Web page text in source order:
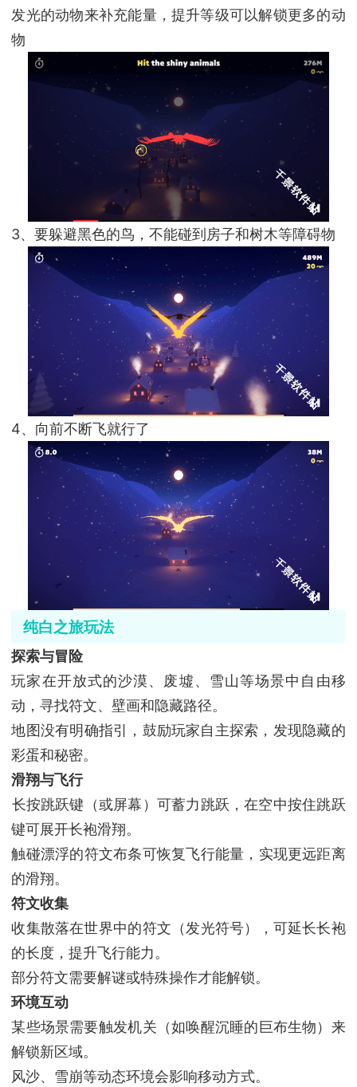
发光的动物来补充能量，提升等级可以解锁更多的动
物
3、要躲避黑色的鸟，不能碰到房子和树木等障碍物
4、向前不断飞就行了
纯白之旅玩法‌
‌探索与冒险‌
玩家在开放式的沙漠、废墟、雪山等场景中自由移
动，寻找符文、壁画和隐藏路径。
地图没有明确指引，鼓励玩家自主探索，发现隐藏的
彩蛋和秘密。
‌滑翔与飞行‌
‌长按跳跃键‌（或屏幕）可蓄力跳跃，在空中‌按住跳跃
键‌可展开长袍滑翔。
触碰漂浮的‌符文布条‌可恢复飞行能量，实现更远距离
的滑翔。
‌符文收集‌
收集散落在世界中的‌符文‌（发光符号），可延长长袍
的长度，提升飞行能力。
部分符文需要解谜或特殊操作才能解锁。
‌环境互动‌
某些场景需要‌触发机关‌（如唤醒沉睡的巨布生物）来
解锁新区域。
风沙、雪崩等动态环境会影响移动方式。